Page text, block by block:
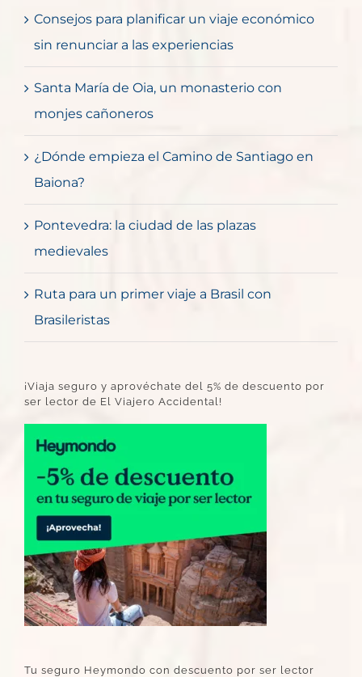
Consejos para planificar un viaje económico
sin renunciar a las experiencias
Santa María de Oia, un monasterio con
monjes cañoneros
¿Dónde empieza el Camino de Santiago en
Baiona?
Pontevedra: la ciudad de las plazas
medievales
Ruta para un primer viaje a Brasil con
Brasileristas
¡Viaja seguro y aprovéchate del 5% de descuento por
ser lector de El Viajero Accidental!
Tu seguro Heymondo con descuento por ser lector